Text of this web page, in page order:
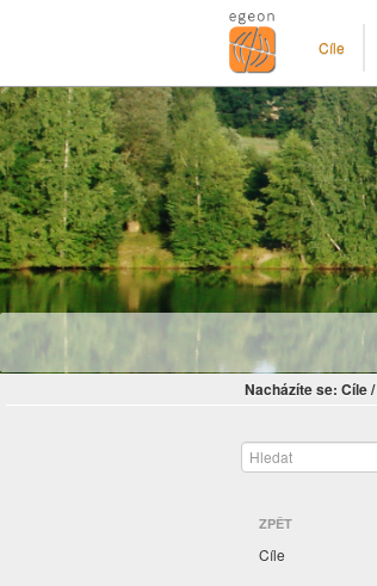
Cíle
Nacházíte se: Cíle/
ZPĚT
Cíle